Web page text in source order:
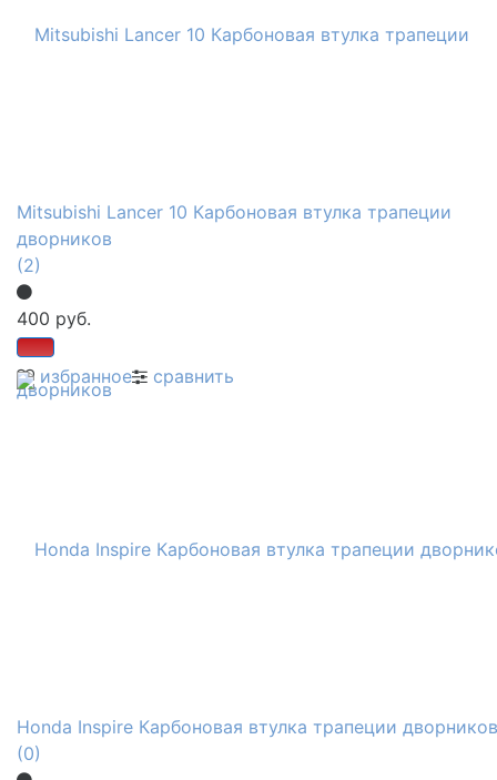
избранное сравнить
Mitsubishi Lancer 10 Карбоновая втулка трапеции
дворников
(2)
400 руб.
Honda Inspire Карбоновая втулка трапеции дворников
(0)